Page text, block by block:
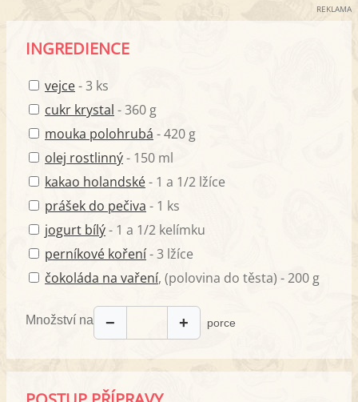
REKLAMA
INGREDIENCE
vejce- 3 ks
cukr krystal - 360 g
mouka polohrubá - 420 g
olej rostlinný- 150 ml
kakao holandské- 1 a 1/2 lžíce
prášek do pečiva - 1 ks
jogurt bílý- 1 a 1/2 kelímku
perníkové koření- 3 lžíce
čokoláda na vaření, (polovina do těsta) - 200 g
Množství na − + porce